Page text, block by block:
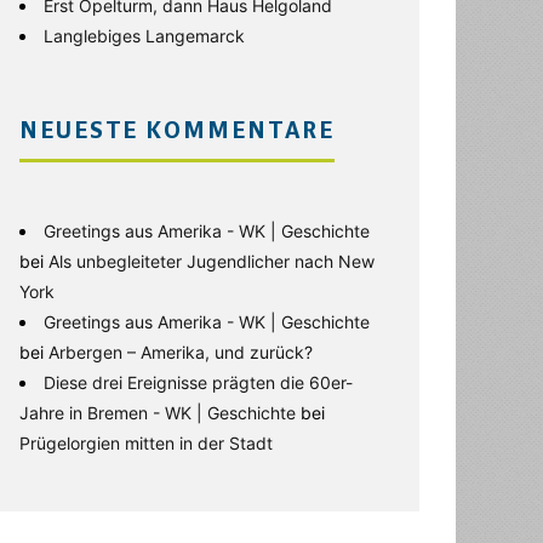
Erst Opelturm, dann Haus Helgoland
Langlebiges Langemarck
NEUESTE KOMMENTARE
Greetings aus Amerika - WK | Geschichte
bei Als unbegleiteter Jugendlicher nach New
York
Greetings aus Amerika - WK | Geschichte
bei Arbergen – Amerika, und zurück?
Diese drei Ereignisse prägten die 60er-
Jahre in Bremen - WK | Geschichte bei
Prügelorgien mitten in der Stadt